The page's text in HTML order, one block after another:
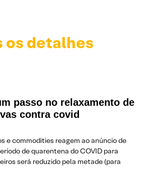
os detalhes
passo no relaxamento de
contra covid
e commodities reagem ao anúncio de
de quarentena do COVID para
será reduzido pela metade (para